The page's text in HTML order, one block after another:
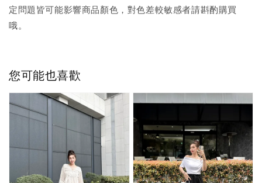
定問題皆可能影響商品顏色，對色差較敏感者請斟酌購買
哦。
您可能也喜歡